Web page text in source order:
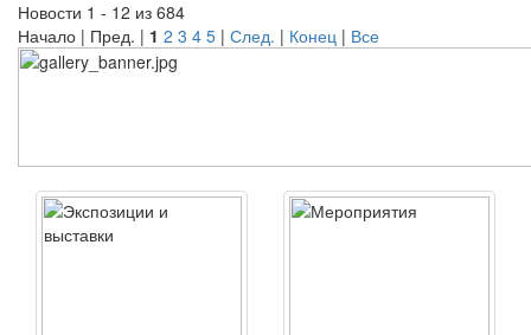
Новости 1 - 12 из 684
Начало | Пред. | 1 2 3 4 5 | След. | Конец | Все